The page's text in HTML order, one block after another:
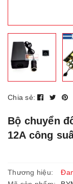
Chia sẻ:
Bộ chuyển
12A công
Thương hiệu: